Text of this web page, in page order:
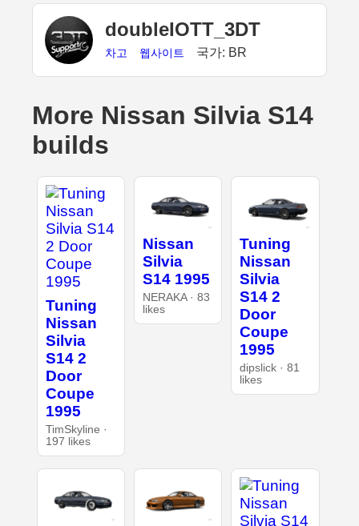
doubleIOTT_3DT
차고 웹사이트 국가: BR
More Nissan Silvia S14
builds
Tuning
Nissan
Silvia
S14 2
Door
Coupe
1995
TimSkyline ·
197 likes
Nissan
Silvia
S14 1995
NERAKA · 83
likes
Tuning
Nissan
Silvia
S14 2
Door
Coupe
1995
dipslick · 81
likes